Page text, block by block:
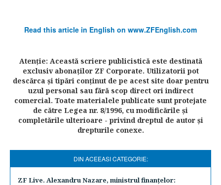
Read this article in English on www.ZFEnglish.com
Atenţie: Această scriere publicistică este destinată
exclusiv abonaţilor ZF Corporate. Utilizatorii pot
descărca şi tipări conţinut de pe acest site doar pentru
uzul personal sau fără scop direct ori indirect
comercial. Toate materialele publicate sunt protejate
de către Legea nr. 8/1996, cu modificările şi
completările ulterioare - privind dreptul de autor şi
drepturile conexe.
DIN ACEEASI CATEGORIE:
ZF Live. Alexandru Nazare, ministrul finanţelor: